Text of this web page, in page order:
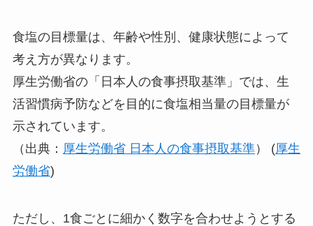
食塩の目標量は、年齢や性別、健康状態によって
考え方が異なります。
厚生労働省の「日本人の食事摂取基準」では、生
活習慣病予防などを目的に食塩相当量の目標量が
示されています。
（出典： 厚生労働省 日本人の食事摂取基準） (厚生
労働省)
ただし、1食ごとに細かく数字を合わせようとする